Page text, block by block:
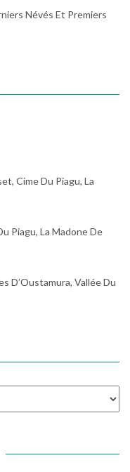
Névés Et Premiers
Cime Du Piagu, La
Piagu, La Madone De
D’Oustamura, Vallée Du